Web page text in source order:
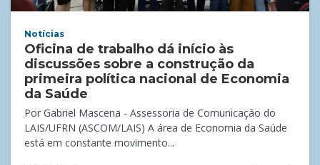
Notícias
Oficina de trabalho dá início às
discussões sobre a construção da
primeira política nacional de Economia
da Saúde
Por Gabriel Mascena - Assessoria de Comunicação do
LAIS/UFRN (ASCOM/LAIS) A área de Economia da Saúde
está em constante movimento...